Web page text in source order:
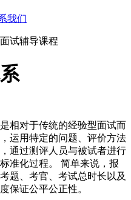
我们
试辅导课程
相对于传统的经验型面试而
运用特定的问题、评价方法
通过测评人员与被试者进行
准化过程。 简单来说，报
题、考官、考试总时长以及
保证公平公正性。